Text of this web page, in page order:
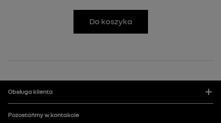
Do koszyka
Obsługa klienta
Pozostańmy w kontakcie